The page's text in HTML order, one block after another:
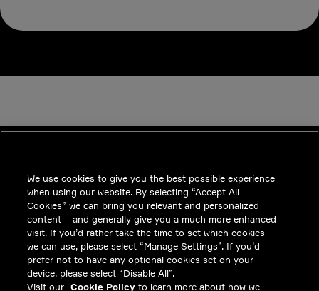
INDUSTRIES
TENDENCIAS
SOLUCIONES
CARRERAS
INVERSIONISTAS
We use cookies to give you the best possible experience
when using our website. By selecting “Accept All
Cookies” we can bring you relevant and personalized
content – and generally give you a much more enhanced
visit. If you’d rather take the time to set which cookies
we can use, please select “Manage Settings”. If you’d
prefer not to have any optional cookies set on your
device, please select “Disable All”.
Visit our Cookie Policy to learn more about how we